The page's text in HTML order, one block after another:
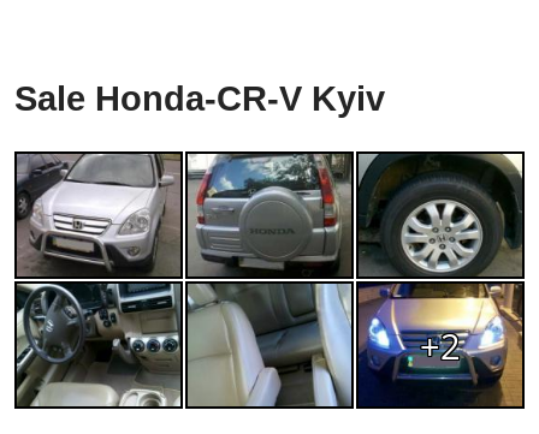
Sale Honda-CR-V Kyiv
+2